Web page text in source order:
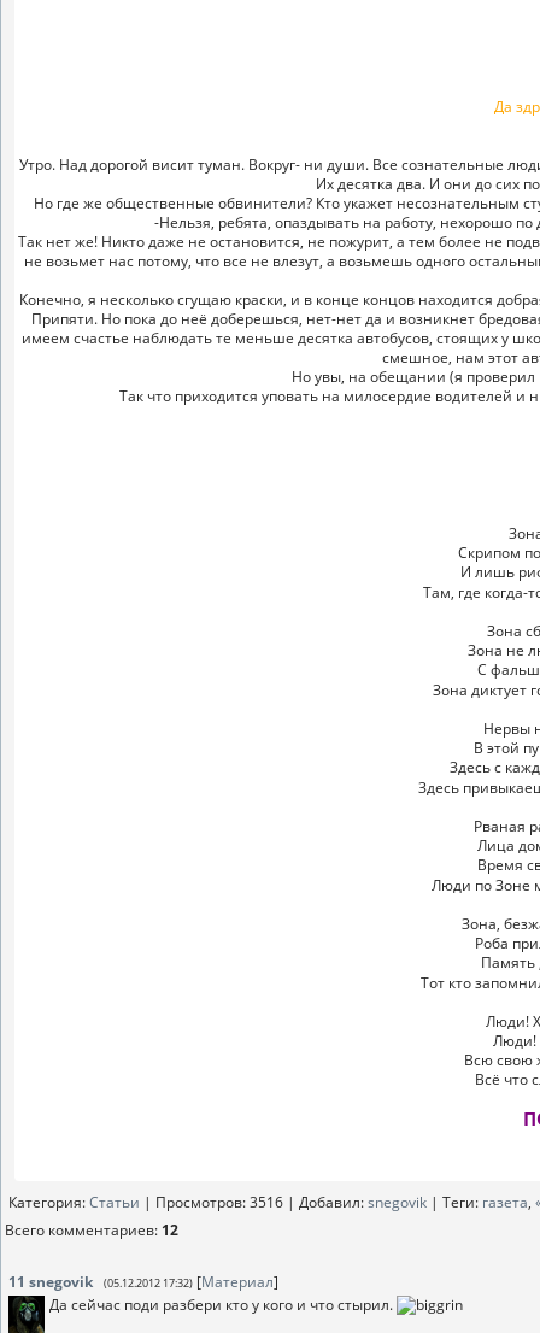
Да
Утро. Над дорогой висит туман. Вокруг- ни души. Все сознательные
Их десятка два. И они до сих
Но где же общественные обвинители? Кто укажет несознательным
-Нельзя, ребята, опаздывать на работу, нехорошо
Так нет же! Никто даже не остановится, не пожурит, а тем более не
не возьмет нас потому, что все не влезут, а возьмешь одного
Конечно, я несколько сгущаю краски, и в конце концов находится
Припяти. Но пока до неё доберешься, нет-нет да и возникнет
имеем счастье наблюдать те меньше десятка автобусов, стоящих у
смешное, нам этот
Но увы, на обещании (я
Так что приходится уповать на милосердие водителей
Скрипом
И лишь
Там, где когда-
Зона
Зона не
С
Зона диктует
Нервы
В этой
Здесь с
Здесь
Рваная
Лица
Время
Люди по Зоне
Зона,
Роба
Память
Тот кто
Люди!
Люди!
Всю свою
Всё что
Категория:Статьи | Просмотров: 3516 | Добавил:snegovik | Теги: газета,
Всего комментариев: 12
11 snegovik (05.12.2012 17:32) [Материал]
Да сейчас поди разбери кто у кого и что стырил.